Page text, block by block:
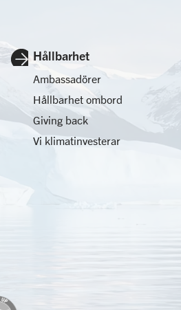
Hållbarhet
Ambassadörer
Hållbarhet ombord
Giving back
Vi klimatinvesterar